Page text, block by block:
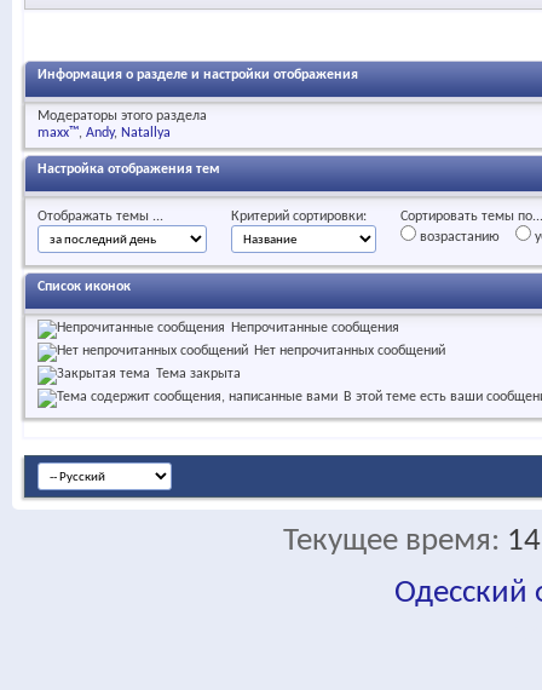
Информация о разделе и настройки отображения
Модераторы этого раздела
maxx™ Andy Natallya
Настройка отображения тем
Отображать темы ... Критерий сортировки:
Сортировать темы по...
возрастанию
Список иконок
Непрочитанные сообщения
Нет непрочитанных сообщений
Тема закрыта
В этой теме есть ваши
Текущее время:
Одесский